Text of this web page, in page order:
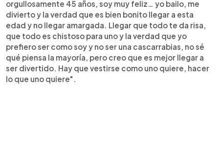
orgullosamente 45 años, soy muy feliz… yo bailo, me
divierto y la verdad que es bien bonito llegar a esta
edad y no llegar amargada. Llegar que todo te da risa,
que todo es chistoso para uno y la verdad que yo
prefiero ser como soy y no ser una cascarrabias, no sé
qué piensa la mayoría, pero creo que es mejor llegar a
ser divertido. Hay que vestirse como uno quiere, hacer
lo que uno quiere".